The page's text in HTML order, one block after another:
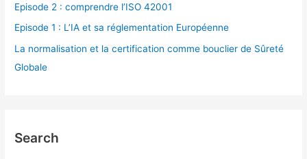
Episode 2 : comprendre l’ISO 42001
Episode 1 : L’IA et sa réglementation Européenne
La normalisation et la certification comme bouclier de Sûreté
Globale
Search